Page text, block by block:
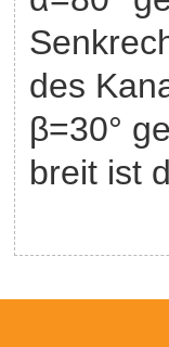
des
β=30°
breit ist